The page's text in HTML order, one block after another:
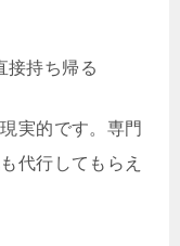
接持ち帰る
実的です。専門
代行してもらえ